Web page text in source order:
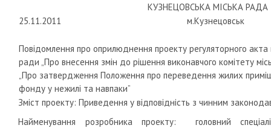
КУЗНЕЦОВСЬКА МІСЬКА РАДА
25.11.2011
м.Кузнецовськ
Повідомлення про оприлюднення проекту регуляторного акта
ради „Про внесення змін до рішення виконавчого комітету
„Про затвердження Положення про переведення жилих
фонду у нежилі та навпаки”
Зміст проекту: Приведення у відповідність з чинним
Найменування розробника проекту: головний